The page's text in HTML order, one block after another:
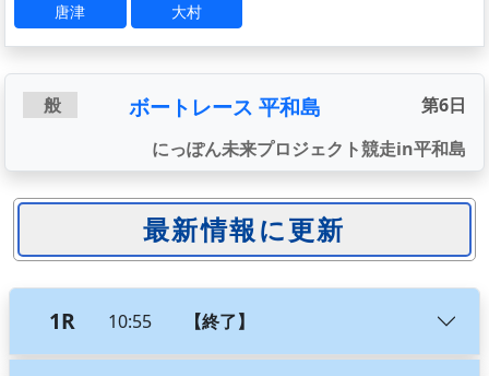
唐津
大村
般 ボートレース 平和島
第6日
にっぽん未来プロジェクト競走in平和島
1R 10:55 【終了】